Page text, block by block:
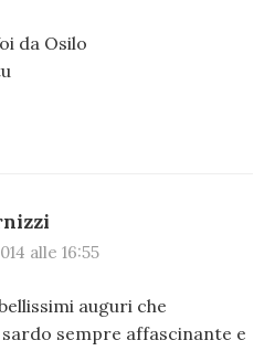
da Osilo
alle 16:55
auguri che
sempre affascinante e